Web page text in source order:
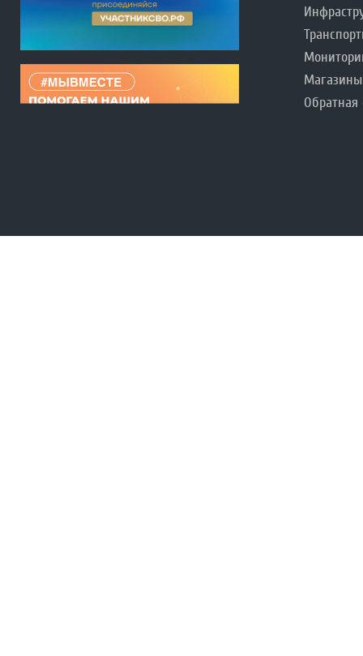
Магазины
Обратная